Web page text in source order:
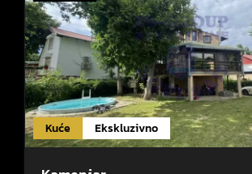
Kuće Ekskluzivno